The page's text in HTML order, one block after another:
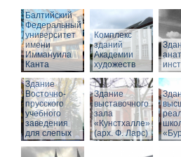
Балтийский
Федеральный
университет
имени
Иммануила
Канта
Комплекс
зданий
Академии
художеств
Здание
Восточно-
прусского
учебного
заведения
для слепых
Здание
выставочного
зала
«Кунстхалле»
(арх. Ф. Ларс)